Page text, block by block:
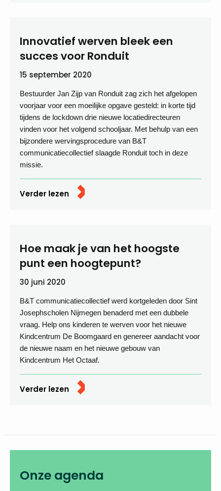
Innovatief werven bleek een
succes voor Ronduit
15 september 2020
Bestuurder Jan Zijp van Ronduit zag zich het afgelopen
voorjaar voor een moeilijke opgave gesteld: in korte tijd
tijdens de lockdown drie nieuwe locatiedirecteuren
vinden voor het volgend schooljaar. Met behulp van een
bijzondere wervingsprocedure van B&T
communicatiecollectief slaagde Ronduit toch in deze
missie.
Verder lezen
Hoe maak je van het hoogste
punt een hoogtepunt?
30 juni 2020
B&T communicatiecollectief werd kortgeleden door Sint
Josephscholen Nijmegen benaderd met een dubbele
vraag. Help ons kinderen te werven voor het nieuwe
Kindcentrum De Boomgaard en genereer aandacht voor
de nieuwe naam en het nieuwe gebouw van
Kindcentrum Het Octaaf.
Verder lezen
Onze agenda